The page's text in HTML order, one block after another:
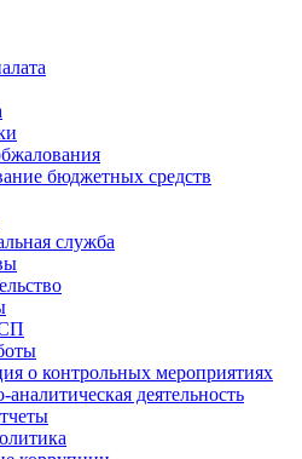
бюджетных средств
служба
о контрольных мероприятиях
аналитическая деятельность